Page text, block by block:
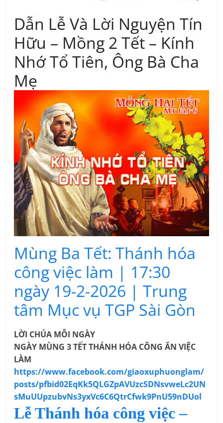
Dẫn Lễ Và Lời Nguyện Tín
Hữu – Mồng 2 Tết – Kính
Nhớ Tổ Tiên, Ông Bà Cha
Mẹ
Mùng Ba Tết: Thánh hóa
công việc làm | 17:30
ngày 19-2-2026 | Trung
tâm Mục vụ TGP Sài Gòn
LỜI CHÚA MỖI NGÀY
NGÀY MÙNG 3 TẾT THÁNH HÓA CÔNG ĂN VIỆC
LÀM
https://www.facebook.com/giaoxuphuonglam/
posts/pfbid02EqKk5QLGZpAVUzcSDNsvweLc2UN
sMuUUpzubvNs3yxVc6C6QtrCfwk9PnU59nDUol
Lễ Thánh hóa công việc –